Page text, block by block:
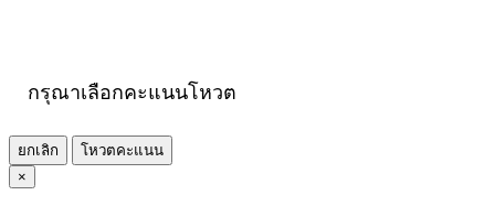
กรุณาเลือกคะแนนโหวต
ยกเลิก
โหวตคะแนน
×